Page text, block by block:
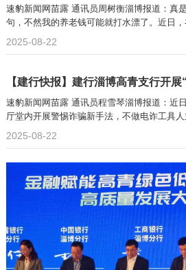
速豹新闻网苗露 通讯员周树衡淄博报道：真
句，不然我的养老钱可能就打水漂了。近日
2025-08-22
【建行快报】建行淄博高青支行开
速豹新闻网苗露 通讯员程雪琴淄博报道：近
厅堂内开展警惕诈骗新手法，不做电诈工具
2025-08-22